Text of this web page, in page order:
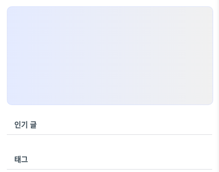
인기 글
태그